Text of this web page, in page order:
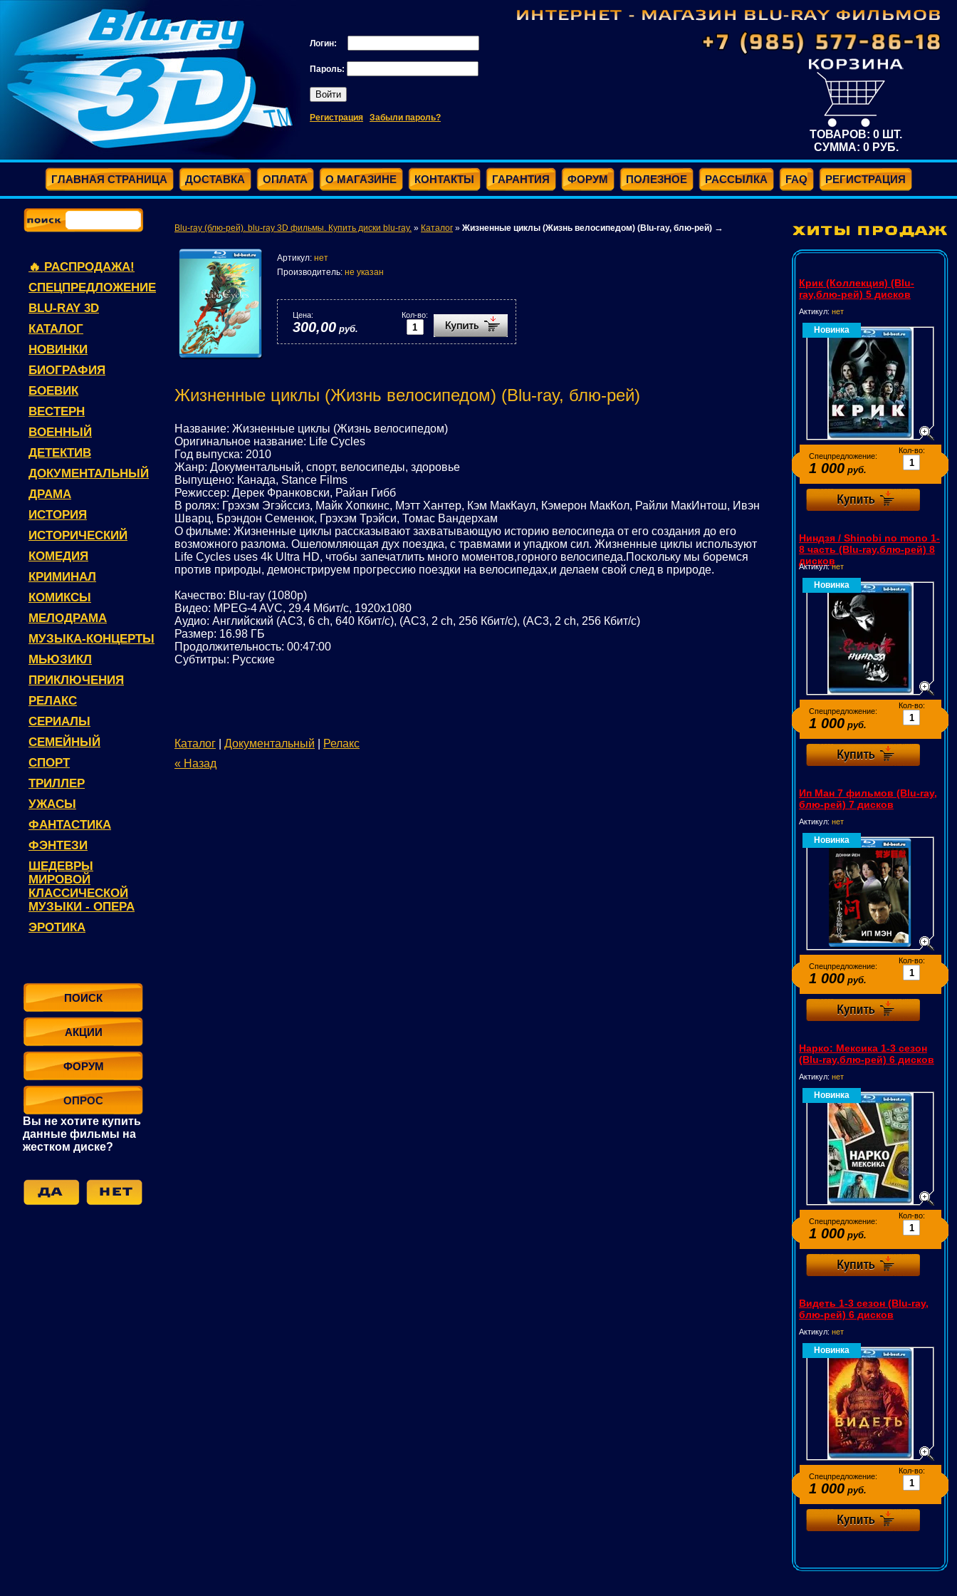
Логин:
Пароль:
Регистрация Забыли пароль?
ТОВАРОВ: 0 ШТ.
СУММА: 0РУБ.
ГЛАВНАЯ СТРАНИЦА ДОСТАВКА ОПЛАТА О МАГАЗИНЕ КОНТАКТЫ ГАРАНТИЯ ФОРУМ ПОЛЕЗНОЕ РАССЫЛКА FAQ РЕГИСТРАЦИЯ
🔥 РАСПРОДАЖА!
СПЕЦПРЕДЛОЖЕНИЕ
BLU-RAY 3D
КАТАЛОГ
НОВИНКИ
БИОГРАФИЯ
БОЕВИК
ВЕСТЕРН
ВОЕННЫЙ
ДЕТЕКТИВ
ДОКУМЕНТАЛЬНЫЙ
ДРАМА
ИСТОРИЯ
ИСТОРИЧЕСКИЙ
КОМЕДИЯ
КРИМИНАЛ
КОМИКСЫ
МЕЛОДРАМА
МУЗЫКА-КОНЦЕРТЫ
МЬЮЗИКЛ
ПРИКЛЮЧЕНИЯ
РЕЛАКС
СЕРИАЛЫ
СЕМЕЙНЫЙ
СПОРТ
ТРИЛЛЕР
УЖАСЫ
ФАНТАСТИКА
ФЭНТЕЗИ
ШЕДЕВРЫ
МИРОВОЙ
КЛАССИЧЕСКОЙ
МУЗЫКИ - ОПЕРА
ЭРОТИКА
ПОИСК
АКЦИИ
ФОРУМ
ОПРОС
Вы не хотите купить
данные фильмы на
жестком диске?
Blu-ray (блю-рей). blu-ray 3D фильмы. Купить диски blu-ray. » Каталог » Жизненные циклы (Жизнь велосипедом) (Blu-ray, блю-рей) →
Артикул: нет
Производитель: не указан
Кол-во:
Цена:
300,00 руб.
Жизненные циклы (Жизнь велосипедом) (Blu-ray, блю-рей)
Название: Жизненные циклы (Жизнь велосипедом)
Оригинальное название: Life Cycles
Год выпуска: 2010
Жанр: Документальный, спорт, велосипеды, здоровье
Выпущено: Канада, Stance Films
Режиссер: Дерек Франковски, Райан Гибб
В ролях: Грэхэм Эгэйссиз, Майк Хопкинс, Мэтт Хантер, Кэм МакКаул, Кэмерон МакКол, Райли МакИнтош, Ивэн
Шварц, Брэндон Семенюк, Грэхэм Трэйси, Томас Вандерхам
О фильме: Жизненные циклы рассказывают захватывающую историю велосипеда от его создания до его
возможного разлома. Ошеломляющая дух поездка, с травмами и упадком сил. Жизненные циклы используют
Life Cycles uses 4k Ultra HD, чтобы запечатлить много моментов,горного велосипеда.Поскольку мы боремся
против природы, демонстрируем прогрессию поездки на велосипедах,и делаем свой след в природе.
Качество: Blu-ray (1080p)
Видео: MPEG-4 AVC, 29.4 Мбит/с, 1920x1080
Аудио: Английский (AC3, 6 ch, 640 Кбит/с), (AC3, 2 ch, 256 Кбит/с), (AC3, 2 ch, 256 Кбит/с)
Размер: 16.98 ГБ
Продолжительность: 00:47:00
Субтитры: Русские
Каталог Документальный
Релакс
« Назад
Крик (Коллекция) (Blu-
ray,блю-рей) 5 дисков
Актикул: нет
Новинка
Спецпредложение:
1 000 руб.
Кол-во:
Ниндзя / Shinobi no mono 1-
8 часть (Blu-ray,блю-рей) 8
дисков
Актикул:нет
Новинка
Спецпредложение:
1 000 руб.
Кол-во:
Ип Ман 7 фильмов (Blu-ray,
блю-рей) 7 дисков
Актикул: нет
Новинка
Спецпредложение:
1 000 руб.
Кол-во:
Нарко: Мексика 1-3 сезон
(Blu-ray,блю-рей) 6 дисков
Актикул: нет
Новинка
Спецпредложение:
1 000 руб.
Кол-во:
Видеть 1-3 сезон (Blu-ray,
блю-рей) 6 дисков
Актикул: нет
Новинка
Спецпредложение:
1 000 руб.
Кол-во: